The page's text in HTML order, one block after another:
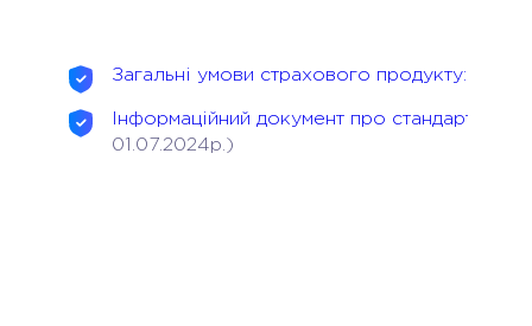
Загальні умови страхового продукту:
Інформаційний документ про стандартний
01.07.2024р.)